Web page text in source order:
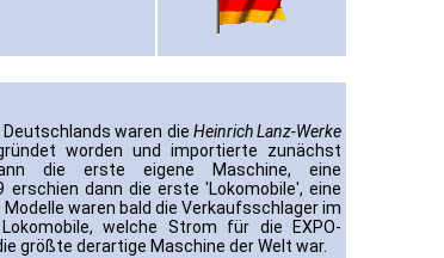
waren die Heinrich Lanz-Werke
worden und importierte zunächst
die erste eigene Maschine, eine
dann die erste 'Lokomobile', eine
waren bald die Verkaufsschlager im
welche Strom für die EXPO-
größte derartige Maschine der Welt war.